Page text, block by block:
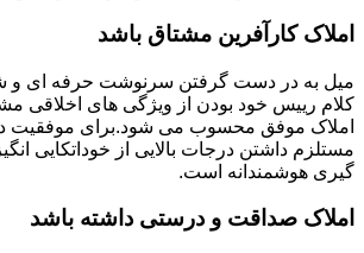
املاک کارآفرین مشتاق باشد
میل به در دست گرفتن سرنوشت حرفه ای و
کلام رییس خود بودن از ویژگی های اخلاقی
املاک موفق محسوب می شود.برای موفقیت در
مستلزم داشتن درجات بالایی از خوداتکایی
گیری هوشمندانه است.
املاک صداقت و درستی داشته باشد